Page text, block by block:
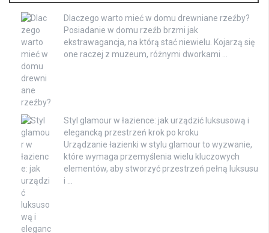
Dlaczego warto mieć w domu drewniane rzeźby?
Posiadanie w domu rzeźb brzmi jak
ekstrawagancja, na którą stać niewielu. Kojarzą się
one raczej z muzeum, różnymi dworkami …
Styl glamour w łazience: jak urządzić luksusową i
elegancką przestrzeń krok po kroku
Urządzanie łazienki w stylu glamour to wyzwanie,
które wymaga przemyślenia wielu kluczowych
elementów, aby stworzyć przestrzeń pełną luksusu
i …